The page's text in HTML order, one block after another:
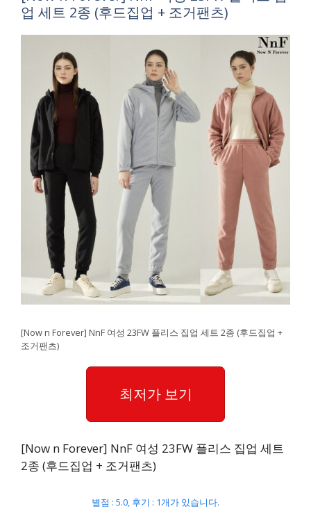
업 세트 2종 (후드집업 + 조거팬츠)
[Now n Forever] NnF 여성 23FW 플리스 집업 세트 2종 (후드집업 +
조거팬츠)
최저가 보기
[Now n Forever] NnF 여성 23FW 플리스 집업 세트
2종 (후드집업 + 조거팬츠)
별점 : 5.0, 후기 : 1개가 있습니다.